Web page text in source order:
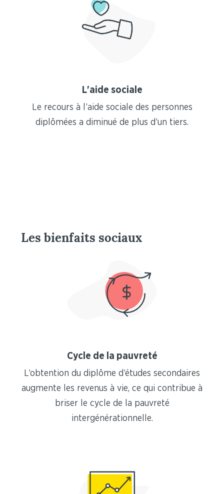
L'aide sociale
Le recours à l’aide sociale des personnes
diplômées a diminué de plus d’un tiers.
Les bienfaits sociaux
Cycle de la pauvreté
L’obtention du diplôme d’études secondaires
augmente les revenus à vie, ce qui contribue à
briser le cycle de la pauvreté
intergénérationnelle.